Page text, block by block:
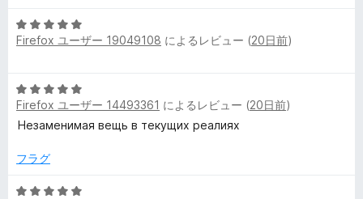
評
価
中
5
価
5
段
5
の
評
Firefox ユーザー 19049108 によるレビュー (20日前)
5
段
階
5
評
Firefox ユーザー 14493361 によるレビュー (20日前)
Незаменимая вещь в текущих реалиях
フラグ
5